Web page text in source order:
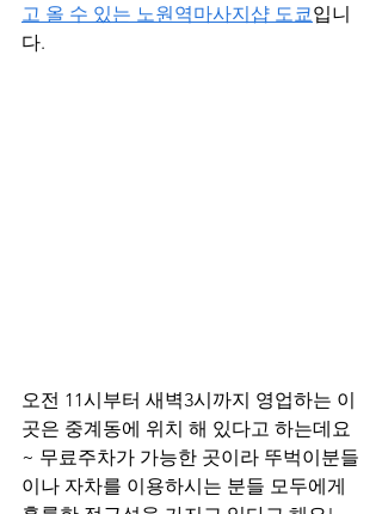
고 올 수 있는 노원역마사지샵 도쿄입니
다.
오전 11시부터 새벽3시까지 영업하는 이
곳은 중계동에 위치 해 있다고 하는데요
~ 무료주차가 가능한 곳이라 뚜벅이분들
이나 자차를 이용하시는 분들 모두에게